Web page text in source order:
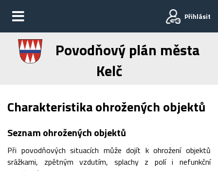
Přihlásit
Povodňový plán města
Kelč
Charakteristika ohrožených objektů
Seznam ohrožených objektů
Při povodňových situacích může dojít k ohrožení objektů
srážkami, zpětným vzdutím, splachy z polí i nefunkční